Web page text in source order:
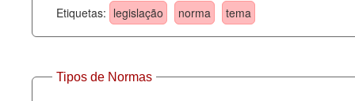
Etiquetas: legislação norma tema
Tipos de Normas